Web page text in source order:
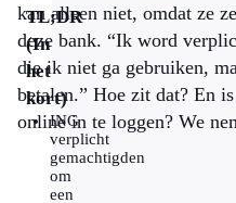
TL;DR
(In
het
kort)
ING
verplicht
gemachtigden
om
een
kan alleen niet, omdat ze
deze bank. “Ik word
die ik niet ga gebruiken,
betalen.” Hoe zit dat? En
online in te loggen? We